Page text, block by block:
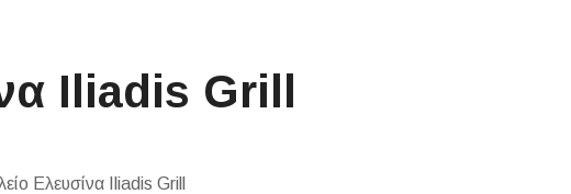
Iliadis Grill
Ελευσίνα Iliadis Grill